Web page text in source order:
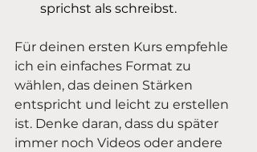
sprichst als schreibst.
Für deinen ersten Kurs empfehle
ich ein einfaches Format zu
wählen, das deinen Stärken
entspricht und leicht zu erstellen
ist. Denke daran, dass du später
immer noch Videos oder andere